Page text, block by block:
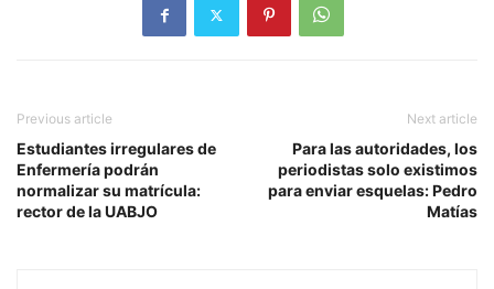
Previous article
Estudiantes irregulares de
Enfermería podrán
normalizar su matrícula:
rector de la UABJO
Next article
Para las autoridades, los
periodistas solo existimos
para enviar esquelas: Pedro
Matías